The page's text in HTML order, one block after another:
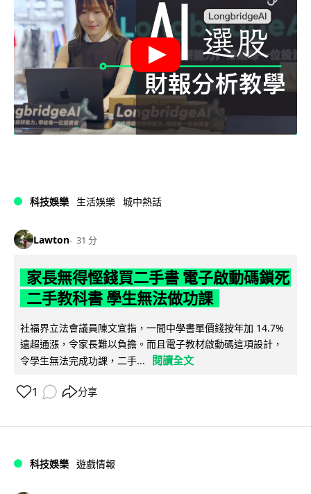
科技娛樂 生活娛樂 城中熱話
Lawton 31 分
家長無得慳錢買二手書 電子啟動碼鎖死
二手教科書 學生無法做功課
社福界立法會議員陳文宜指，一間中學書單價錢按年加 14.7%
遠超通漲，令家長難以負擔。而且電子教材啟動碼這項設計，
令學生無法完成功課，二手...
閱讀全文
1 分享
科技娛樂 遊戲情報